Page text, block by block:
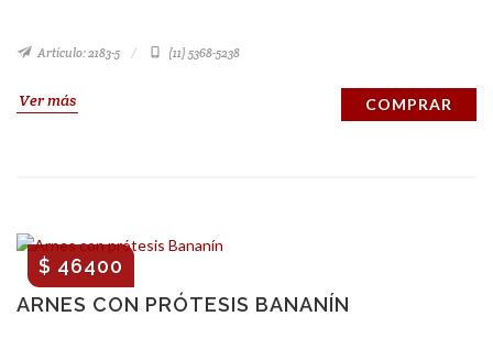
Artículo: 2183-5 (11) 5368-5238
Ver más COMPRAR
ARNES CON PRÓTESIS BANANÍN
$ 46400